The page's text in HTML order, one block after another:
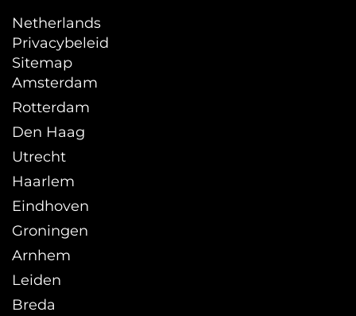
Netherlands
Privacybeleid
Sitemap
Amsterdam
Rotterdam
Den Haag
Utrecht
Haarlem
Eindhoven
Groningen
Arnhem
Leiden
Breda